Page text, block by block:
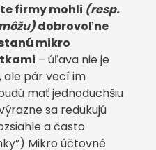
firmy mohli (resp.
dobrovoľne
mikro
– úľava nie je
ale pár vecí im
mať jednoduchšiu
sa redukujú
a často
Mikro účtovné